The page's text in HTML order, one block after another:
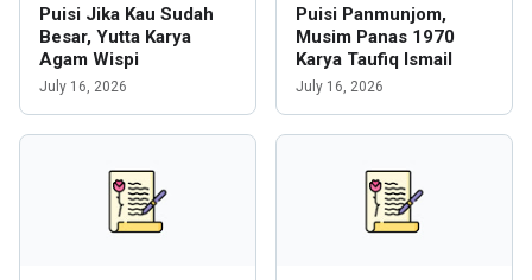
Puisi Jika Kau Sudah
Besar, Yutta Karya
Agam Wispi
July 16, 2026
Puisi Panmunjom,
Musim Panas 1970
Karya Taufiq Ismail
July 16, 2026